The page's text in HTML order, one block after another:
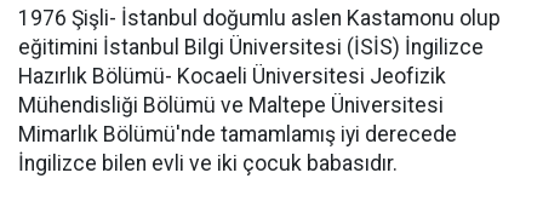
1976 Şişli- İstanbul doğumlu aslen Kastamonu olup
eğitimini İstanbul Bilgi Üniversitesi (İSİS) İngilizce
Hazırlık Bölümü- Kocaeli Üniversitesi Jeofizik
Mühendisliği Bölümü ve Maltepe Üniversitesi
Mimarlık Bölümü'nde tamamlamış iyi derecede
İngilizce bilen evli ve iki çocuk babasıdır.